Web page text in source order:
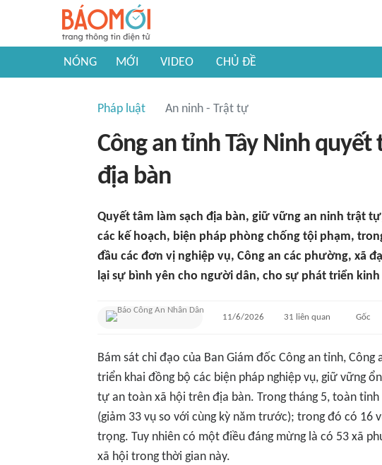
NÓNG MỚI VIDEO CHỦ ĐỀ
Pháp luật An ninh - Trật tự
Công an tỉnh Tây Ninh
địa bàn
Quyết tâm làm sạch địa bàn, giữ vững an ninh trật
các kế hoạch, biện pháp phòng chống tội phạm,
đầu các đơn vị nghiệp vụ, Công an các phường, xã
lại sự bình yên cho người dân, cho sự phát triển
11/6/2026 31 liên quan Gốc
Bám sát chỉ đạo của Ban Giám đốc Công an tỉnh, Công
triển khai đồng bộ các biện pháp nghiệp vụ, giữ vững
tự an toàn xã hội trên địa bàn. Trong tháng 5, toàn
(giảm 33 vụ so với cùng kỳ năm trước); trong đó có 16
trọng. Tuy nhiên có một điều đáng mừng là có 53 xã
xã hội trong thời gian này.